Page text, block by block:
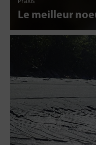
Le meilleur